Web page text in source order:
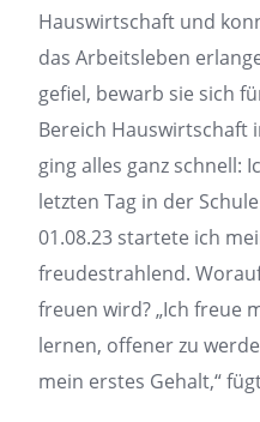
Hauswirtschaft und
das Arbeitsleben
gefiel, bewarb sie sich
Bereich Hauswirtschaft
ging alles ganz schnell:
letzten Tag in der
01.08.23 startete ich
freudestrahlend.
freuen wird? „Ich freue
lernen, offener zu
mein erstes Gehalt,“